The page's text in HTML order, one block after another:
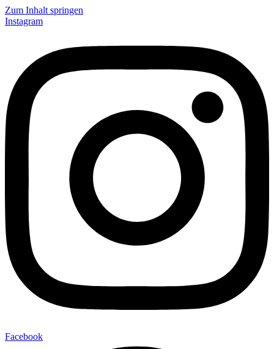
Zum Inhalt springen
Instagram
Facebook